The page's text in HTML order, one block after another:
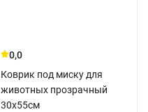
0,0
Коврик под миску для
животных прозрачный
30x55см